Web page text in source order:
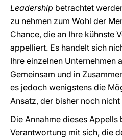
Leadership betrachtet
zu nehmen zum Wohl der
Chance, die an Ihre kühnste
appelliert. Es handelt sich
Ihre einzelnen Unternehmen
Gemeinsam und in
es jedoch wenigstens die
Ansatz, der bisher noch
Die Annahme dieses
Verantwortung mit sich, die